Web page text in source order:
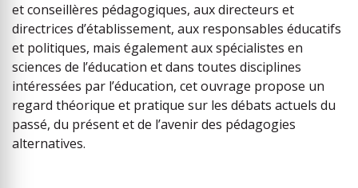
et conseillères pédagogiques, aux directeurs et
directrices d’établissement, aux responsables éducatifs
et politiques, mais également aux spécialistes en
sciences de l’éducation et dans toutes disciplines
intéressées par l’éducation, cet ouvrage propose un
regard théorique et pratique sur les débats actuels du
passé, du présent et de l’avenir des pédagogies
alternatives.